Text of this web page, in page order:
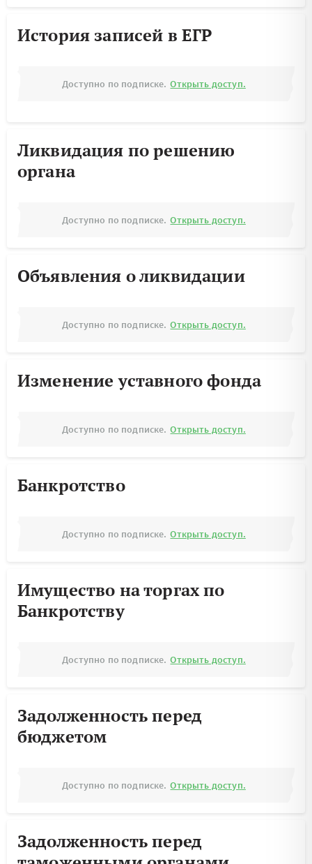
История записей в ЕГР
Доступно по подписке. Открыть доступ.
Ликвидация по решению
органа
Доступно по подписке. Открыть доступ.
Объявления о ликвидации
Доступно по подписке. Открыть доступ.
Изменение уставного фонда
Доступно по подписке. Открыть доступ.
Банкротство
Доступно по подписке. Открыть доступ.
Имущество на торгах по
Банкротству
Доступно по подписке. Открыть доступ.
Задолженность перед
бюджетом
Доступно по подписке. Открыть доступ.
Задолженность перед